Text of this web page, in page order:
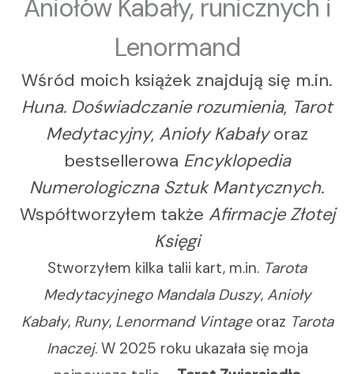
Aniołów Kabały, runicznych i
Lenormand
Wśród moich książek znajdują się m.in.
Huna. Doświadczanie rozumienia, Tarot
Medytacyjny, Anioły Kabałyoraz
bestsellerowa Encyklopedia
Numerologiczna Sztuk Mantycznych.
Współtworzyłem także Afirmacje Złotej
Księgi
Stworzyłem kilka talii kart, m.in. Tarota
Medytacyjnego Mandala Duszy, Anioły
Kabały, Runy, Lenormand Vintageoraz Tarota
Inaczej. W 2025 roku ukazała się moja